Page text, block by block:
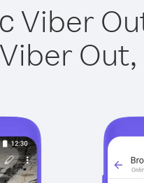
Viber